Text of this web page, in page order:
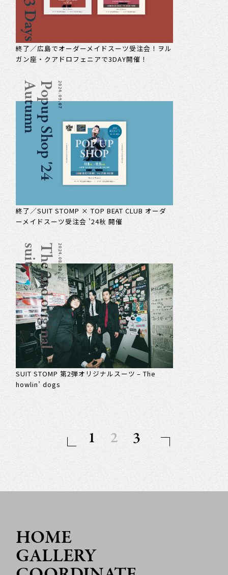
終了／広島でオーダーメイドスーツ受注会！ヲル
ガン座・クアドロフェニアで3DAY開催！
2024.09.07
P
o
p
u
p
S
h
o
p
'
2
4
A
u
t
u
m
n
終了／SUIT STOMP × TOP BEAT CLUB オーダ
ーメイドスーツ受注会 ’24秋 開催
2024.08.28
T
h
e
2
n
d
o
r
i
g
i
n
a
l
s
u
i
t
SUIT STOMP 第2弾オリジナルスーツ – The
howlin’ dogs
1 2 3
HOME
GALLERY